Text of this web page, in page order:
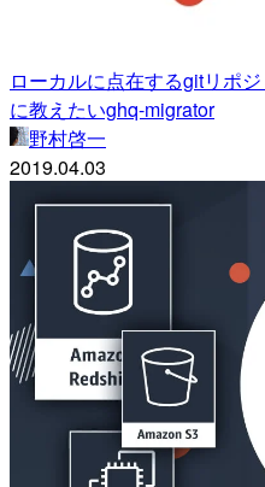
ローカルに点在するgitリポ
に教えたいghq-migrator
野村啓一
2019.04.03